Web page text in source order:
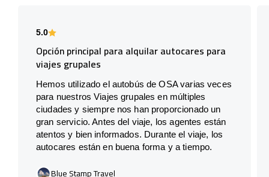
5.0
Opción principal para alquilar autocares para
viajes grupales
Hemos utilizado el autobús de OSA varias veces
para nuestros Viajes grupales en múltiples
ciudades y siempre nos han proporcionado un
gran servicio. Antes del viaje, los agentes están
atentos y bien informados. Durante el viaje, los
autocares están en buena forma y a tiempo.
Blue Stamp Travel